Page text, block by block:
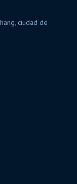
ciudad de